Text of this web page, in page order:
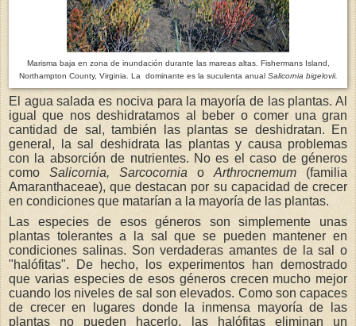
Marisma baja en zona de inundación durante las mareas altas. Fishermans Island,
Northampton County, Virginia. La dominante es la suculenta anual Salicornia bigelovii.
El agua salada es nociva para la mayoría de las plantas. Al
igual que nos deshidratamos al beber o comer una gran
cantidad de sal, también las plantas se deshidratan. En
general, la sal deshidrata las plantas y causa problemas
con la absorción de nutrientes. No es el caso de géneros
como Salicornia, Sarcocornia o Arthrocnemum (familia
Amaranthaceae), que destacan por su capacidad de crecer
en condiciones que matarían a la mayoría de las plantas.
Las especies de esos géneros son simplemente unas
plantas tolerantes a la sal que se pueden mantener en
condiciones salinas. Son verdaderas amantes de la sal o
"halófitas". De hecho, los experimentos han demostrado
que varias especies de esos géneros crecen mucho mejor
cuando los niveles de sal son elevados. Como son capaces
de crecer en lugares donde la inmensa mayoría de las
plantas no pueden hacerlo, las halófitas eliminan un